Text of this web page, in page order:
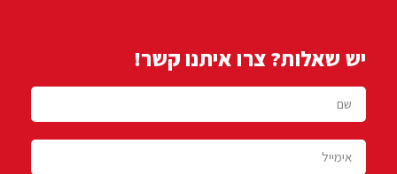
יש שאלות? צרו איתנו קשר!